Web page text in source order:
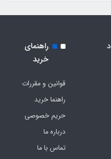
راهنمای
خرید
قوانین و مقررات
راهنما خرید
حریم خصوصی
درباره ما
تماس با ما